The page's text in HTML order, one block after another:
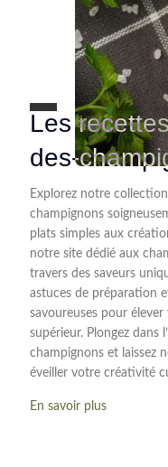
Les
des-
Explorez notre
champignons
plats simples aux
notre site dédié aux
travers des saveurs
astuces de préparation
savoureuses pour
supérieur. Plongez dans
champignons et laissez
éveiller votre créativité
En savoir plus